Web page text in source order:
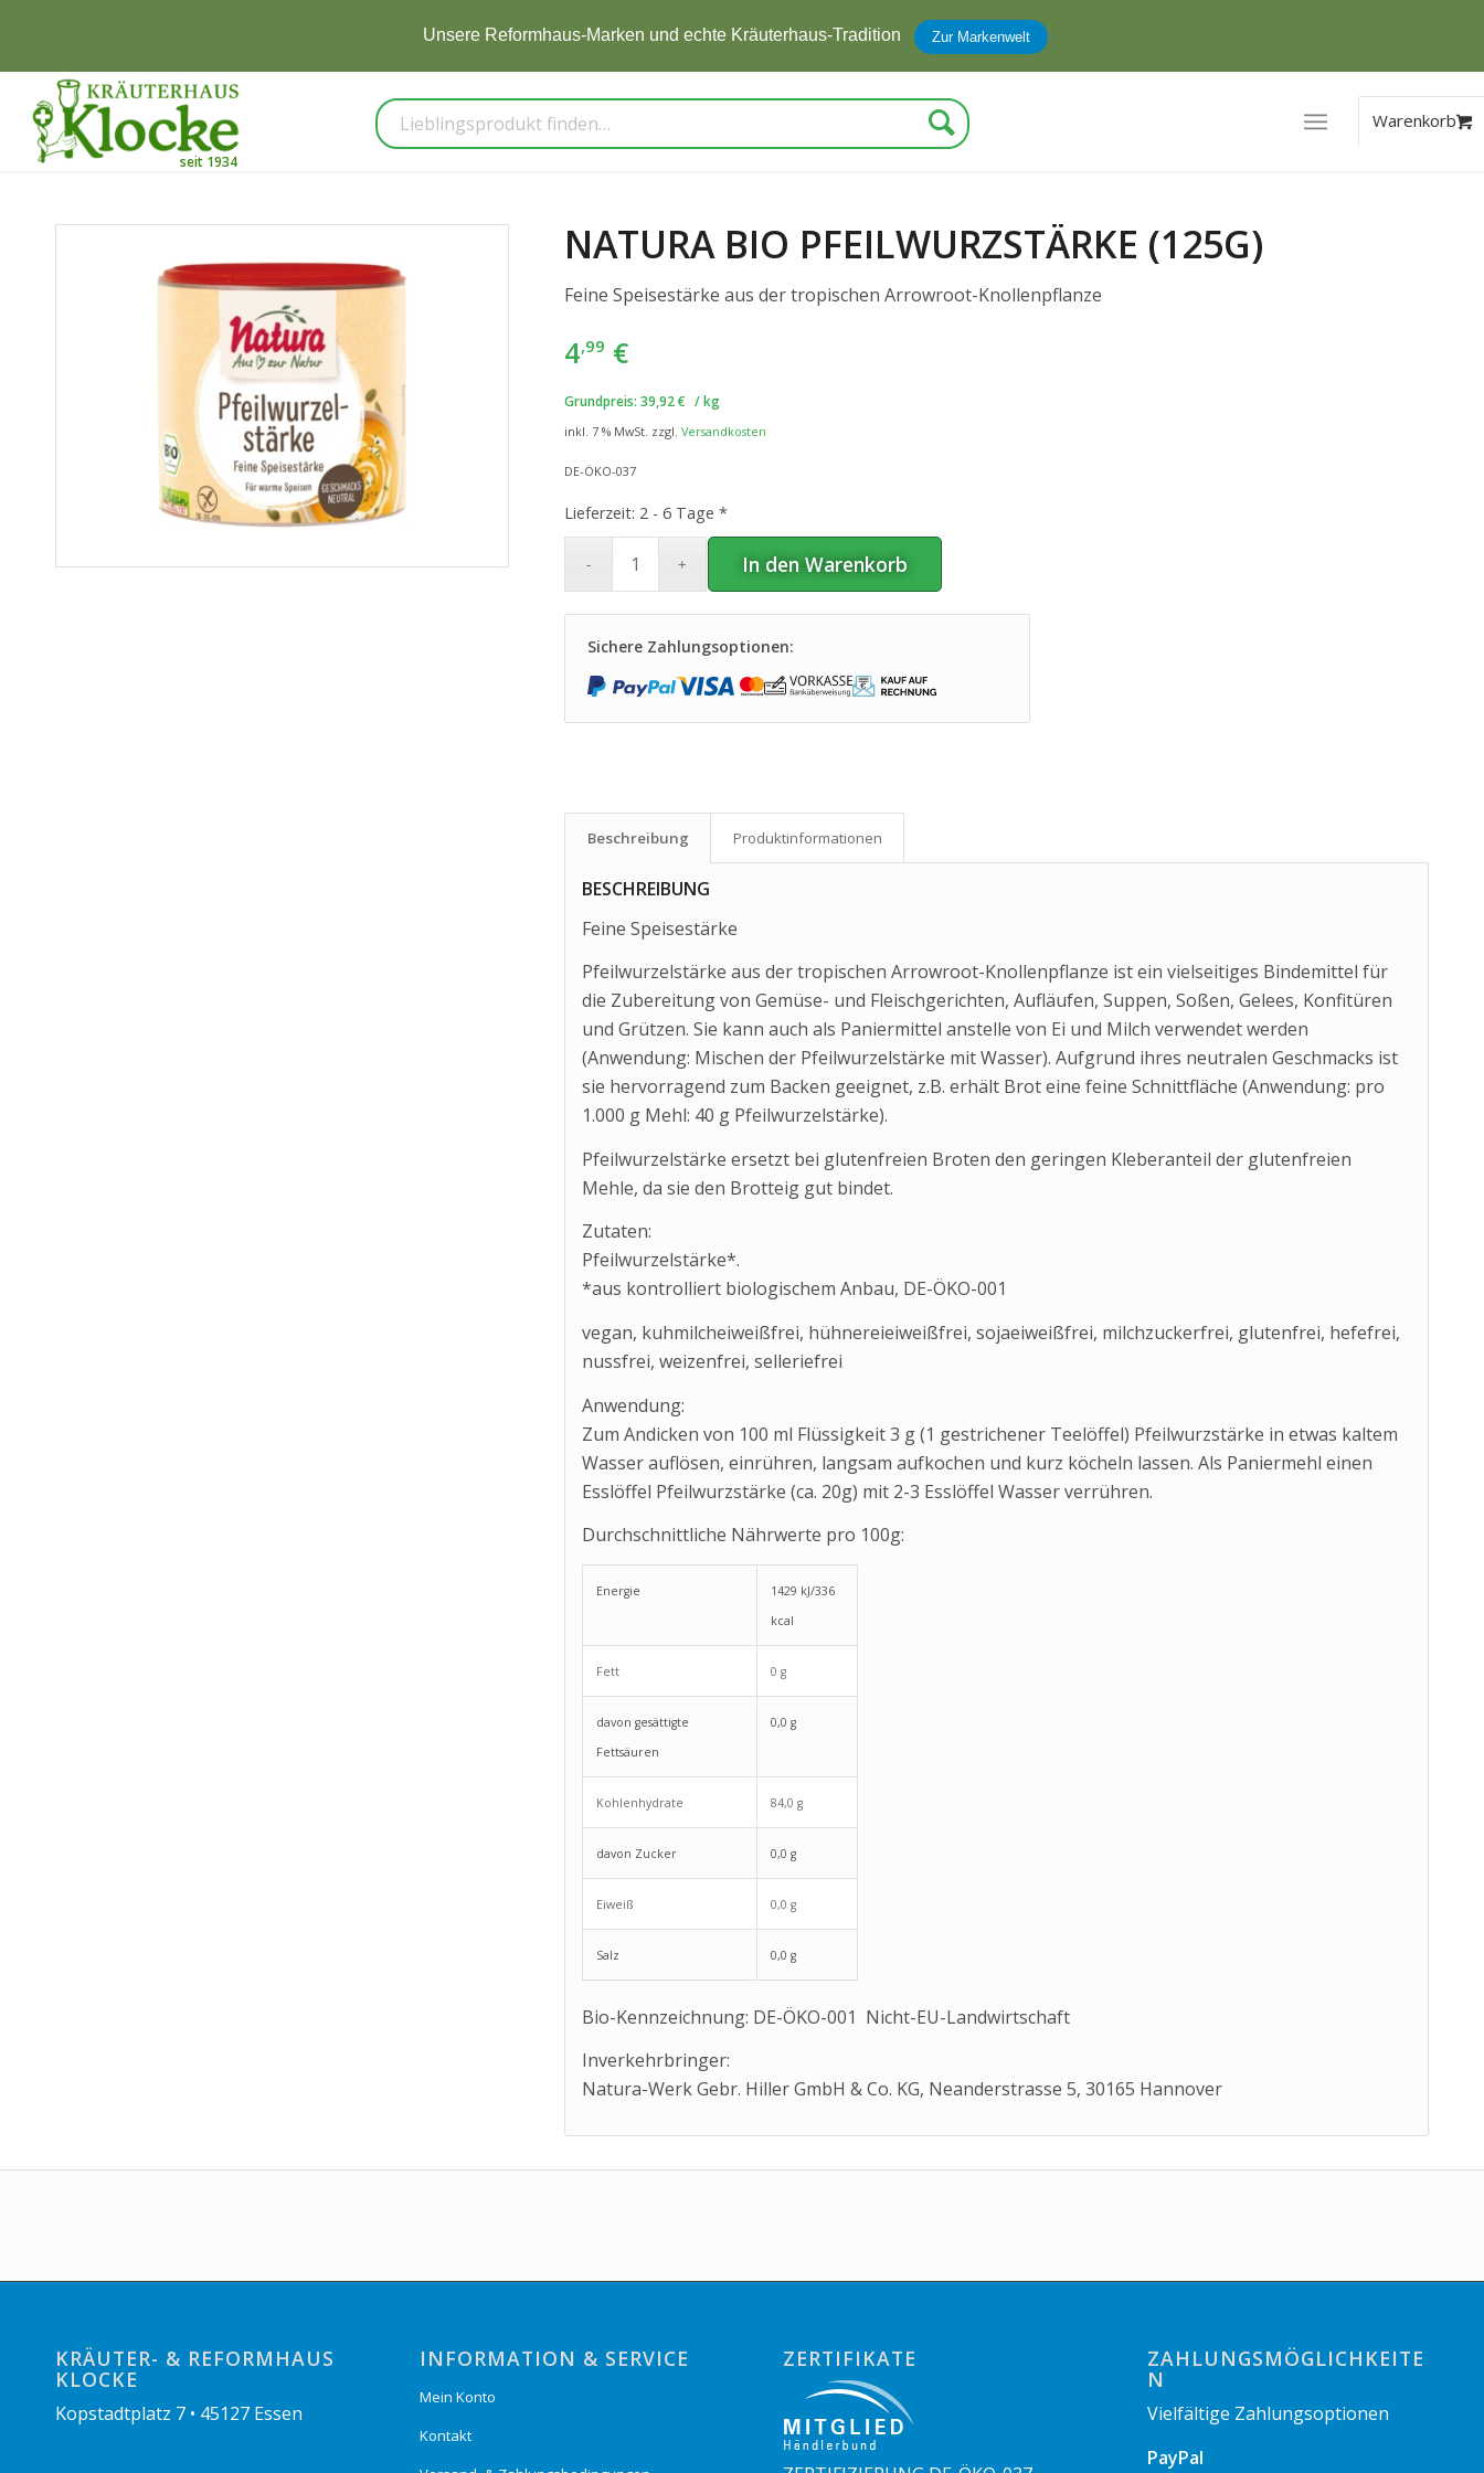
Unsere Reformhaus-Marken und echte Kräuterhaus-Tradition Zur Markenwelt
Suche
NATURA BIO PFEILWURZSTÄRKE (125G)
Feine Speisestärke aus der tropischen Arrowroot-Knollenpflanze
4,99 €
Grundpreis: 39,92€ /kg
inkl. 7 % MwSt. zzgl. Versandkosten
DE-ÖKO-037
Lieferzeit: 2 - 6 Tage *
In den Warenkorb
Sichere Zahlungsoptionen:
Beschreibung Produkt­informationen
BESCHREIBUNG
Feine Speisestärke
Pfeilwurzelstärke aus der tropischen Arrowroot-Knollenpflanze ist ein vielseitiges Bindemittel für
die Zubereitung von Gemüse- und Fleischgerichten, Aufläufen, Suppen, Soßen, Gelees, Konfitüren
und Grützen. Sie kann auch als Paniermittel anstelle von Ei und Milch verwendet werden
(Anwendung: Mischen der Pfeilwurzelstärke mit Wasser). Aufgrund ihres neutralen Geschmacks ist
sie hervorragend zum Backen geeignet, z.B. erhält Brot eine feine Schnittfläche (Anwendung: pro
1.000 g Mehl: 40 g Pfeilwurzelstärke).
Pfeilwurzelstärke ersetzt bei glutenfreien Broten den geringen Kleberanteil der glutenfreien
Mehle, da sie den Brotteig gut bindet.
Zutaten:
Pfeilwurzelstärke*.
*aus kontrolliert biologischem Anbau, DE-ÖKO-001
vegan, kuhmilcheiweißfrei, hühnereieiweißfrei, sojaeiweißfrei, milchzuckerfrei, glutenfrei, hefefrei,
nussfrei, weizenfrei, selleriefrei
Anwendung:
Zum Andicken von 100 ml Flüssigkeit 3 g (1 gestrichener Teelöffel) Pfeilwurzstärke in etwas kaltem
Wasser auflösen, einrühren, langsam aufkochen und kurz köcheln lassen. Als Paniermehl einen
Esslöffel Pfeilwurzstärke (ca. 20g) mit 2-3 Esslöffel Wasser verrühren.
Durchschnittliche Nährwerte pro 100g:
Energie
1429 kJ/336
kcal
Fett 0 g
davon gesättigte
Fettsäuren
0,0 g
Kohlenhydrate 84,0 g
davon Zucker 0,0 g
Eiweiß 0,0 g
Salz 0,0 g
Bio-Kennzeichnung: DE-ÖKO-001 Nicht-EU-Landwirtschaft
Inverkehrbringer:
Natura-Werk Gebr. Hiller GmbH & Co. KG, Neanderstrasse 5, 30165 Hannover
KRÄUTER- & REFORMHAUS
KLOCKE
Kopstadtplatz 7 • 45127 Essen
INFORMATION & SERVICE
Mein Konto
Kontakt
ZERTIFIKATE ZAHLUNGSMÖGLICHKEITE
N
Vielfältige Zahlungsoptionen
PayPal